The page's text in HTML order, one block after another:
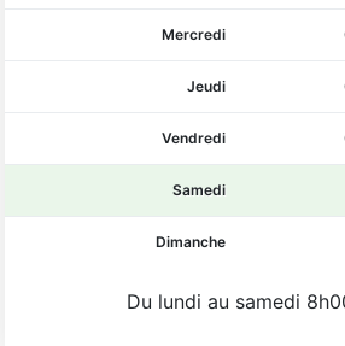
Mercredi
Jeudi
Vendredi
Samedi
Dimanche
Du lundi au samedi